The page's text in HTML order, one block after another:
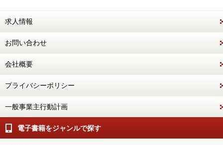
求人情報
お問い合わせ
会社概要
プライバシーポリシー
一般事業主行動計画
電子書籍をジャンルで探す